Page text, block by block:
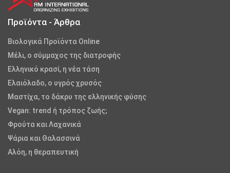
Προϊόντα - Άρθρα
Βιολογικά Προϊόντα Online
Μέλι, ο σύμμαχος της διατροφής
Ελληνικό κρασί, η νέα τάση
Ελαιόλαδο, ο υγρός χρυσός
Μαστίχα, το δάκρυ της ελληνικής φύσης
Vegan: trend ή τρόπος ζωής;
Φρούτα και Λαχανικά
Ψάρια και Θαλασσινά
Αλόη, η θεραπευτική